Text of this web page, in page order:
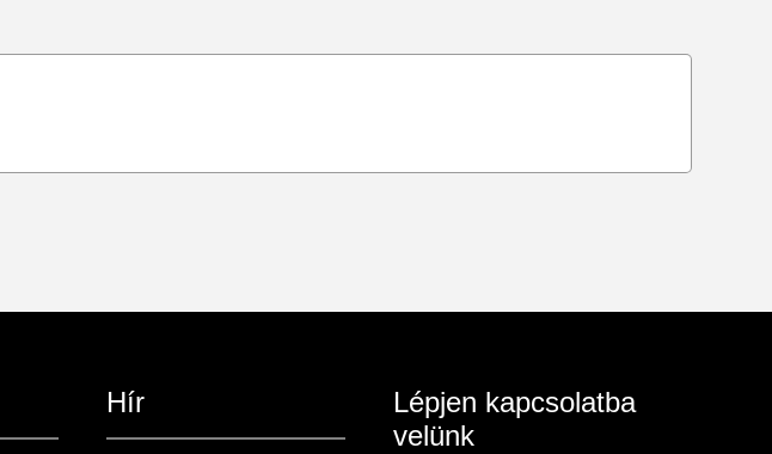
Hír
Lépjen kapcsolatba
velünk